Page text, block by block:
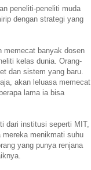
peneliti-peneliti muda
dengan strategi yang
memecat banyak dosen
kelas dunia. Orang-
dan sistem yang baru.
akan leluasa memecat
lama ia bisa
dari institusi seperti MIT,
mereka menikmati suhu
yang punya renjana